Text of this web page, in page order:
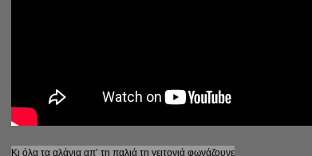
Κι όλα τα αλάνια απ’ τη παλιά τη γειτονιά φωνάζουνε